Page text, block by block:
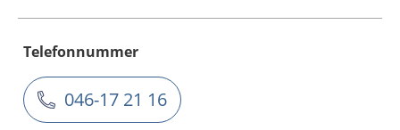
Telefonnummer
046-17 21 16